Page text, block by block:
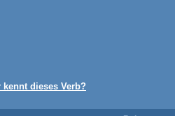
kennt dieses Verb?